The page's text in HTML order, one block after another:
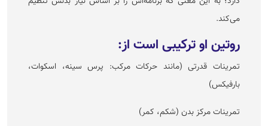
می‌کند.
روتین او ترکیبی است از:
تمرینات قدرتی (مانند حرکات مرکب: پرس سینه، اسکوات،
بارفیکس)
تمرینات مرکز بدن (شکم، کمر)